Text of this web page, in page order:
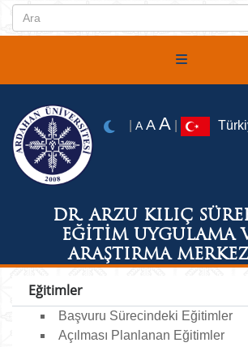
DR. ARZU KILIÇ
EĞİTİM UYGULAMA
ARAŞTIRMA
A A A
Eğitimler
Başvuru Sürecindeki Eğitimler
Açılması Planlanan Eğitimler